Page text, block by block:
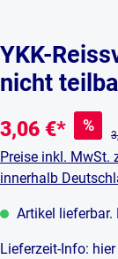
YKK-
nicht
3,06 €* %
Preise inkl. MwSt.
innerhalb
Artikel lieferbar.
Lieferzeit-Info: hier